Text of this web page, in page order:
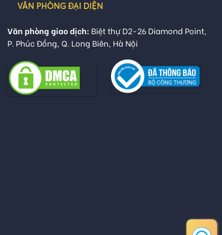
VĂN PHÒNG ĐẠI DIỆN
Văn phòng giao dịch: Biệt thự D2-26 Diamond Point,
P. Phúc Đồng, Q. Long Biên, Hà Nội